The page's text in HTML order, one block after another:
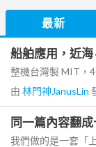
最新
船舶應用，近
整機台灣製 MIT，
由 林門神JanusLin
同一篇內容翻
我們做的是一套「